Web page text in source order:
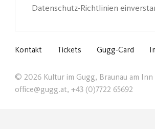
Datenschutz-Richtlinien
Kontakt Tickets Gugg-Card
© 2026 Kultur im Gugg, Braunau am Inn
office@gugg.at, +43 (0)7722 65692